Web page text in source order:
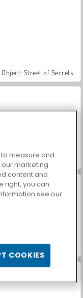
Object: Street of Secrets
Farm Merge Valley
Tower Parkour Climb
measure and
marketing
content and
right, you can
see our
COOKIES